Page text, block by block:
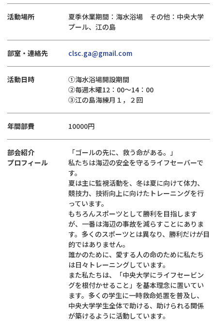
活動場所
夏季休業期間：海水浴場 その他：中央大学
プール、江の島
部室・連絡先 clsc.ga@gmail.com
活動日時
①海水浴場開設期間
②毎週木曜12：00～14：00
③江の島海練月１，２回
年間部費 10000円
部会紹介
プロフィール
「ゴールの先に、救う命がある。」
私たちは海辺の安全を守るライフセーバーで
す。
夏は主に監視活動を、冬は夏に向けて体力、
競技力、技術向上に向けたトレーニングを行
っています。
もちろんスポーツとして勝利を目指します
が、一番は海辺の事故を減らすことにありま
す。多くのスポーツとは異なり、勝利だけが目
的ではありません。
誰かのために、愛する人の命のために私たち
は日々トレーニングしています。
また私たちは、「中央大学にライフセービン
グを根付かせること」を基本理念に置いてい
ます。多くの学生に一時救命処置を普及し、
中央大学学生全体で助ける、助けられる関係
が築けるように活動しています。